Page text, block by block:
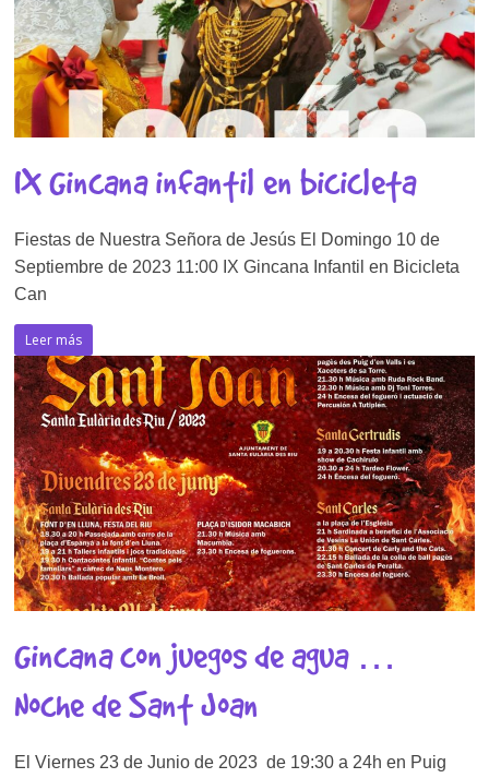
IX Gincana infantil en bicicleta
Fiestas de Nuestra Señora de Jesús El Domingo 10 de
Septiembre de 2023 11:00 IX Gincana Infantil en Bicicleta
Can
Leer más
Gincana con juegos de agua …
Noche de Sant Joan
El Viernes 23 de Junio de 2023 de 19:30 a 24h en Puig